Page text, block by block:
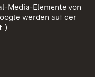
Media-Elemente von
werden auf der